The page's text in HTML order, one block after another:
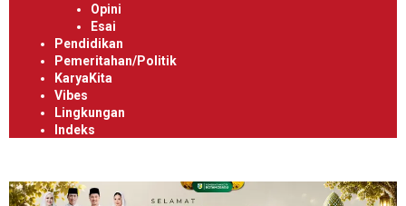
Opini
Esai
Pendidikan
Pemeritahan/Politik
KaryaKita
Vibes
Lingkungan
Indeks